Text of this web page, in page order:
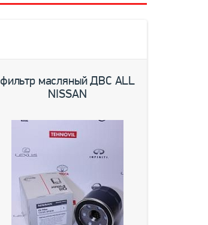
фильтр масляный ДВС ALL
NISSAN